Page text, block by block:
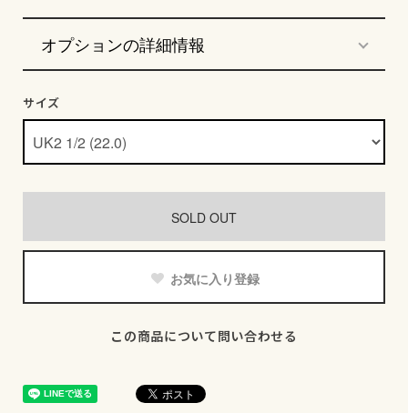
オプションの詳細情報
サイズ
SOLD OUT
お気に入り登録
この商品について問い合わせる